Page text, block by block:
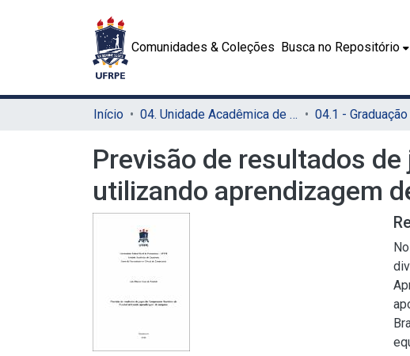
Comunidades & Coleções Busca no Repositório
Início 04. Unidade Acadêmica de Garanhuns (UAG) 04.1 - Graduação
Previsão de resultados
utilizando aprendizagem